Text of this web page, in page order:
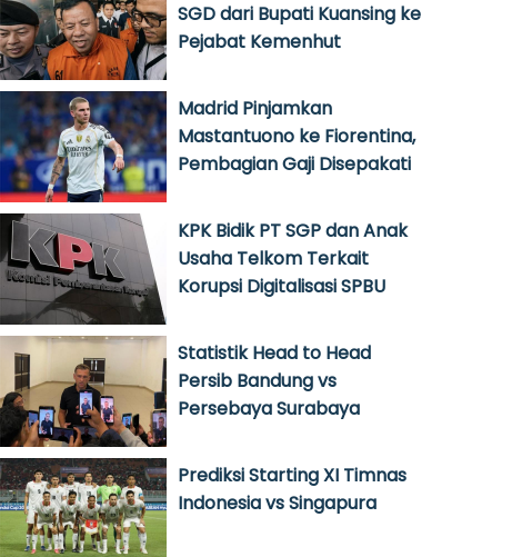
SGD dari Bupati Kuansing ke
Pejabat Kemenhut
Madrid Pinjamkan
Mastantuono ke Fiorentina,
Pembagian Gaji Disepakati
KPK Bidik PT SGP dan Anak
Usaha Telkom Terkait
Korupsi Digitalisasi SPBU
Statistik Head to Head
Persib Bandung vs
Persebaya Surabaya
Prediksi Starting XI Timnas
Indonesia vs Singapura